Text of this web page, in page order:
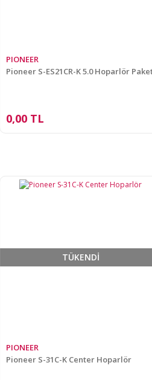
PIONEER
Pioneer S-ES21CR-K 5.0 Hoparlör
0,00 TL
TÜKENDİ
PIONEER
Pioneer S-31C-K Center Hoparlör